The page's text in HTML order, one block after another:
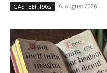
GASTBEITRAG 6. August 2026